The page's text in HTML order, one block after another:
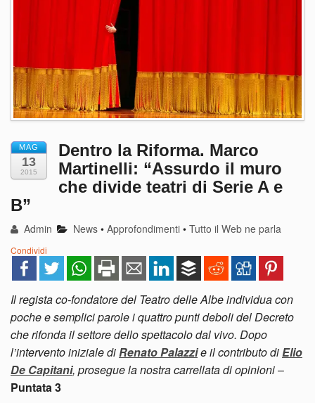
MAG
13
2015
Dentro la Riforma. Marco
Martinelli: “Assurdo il muro
che divide teatri di Serie A e
B”
Admin News •Approfondimenti •Tutto il Web ne parla
Condividi
Il regista co-fondatore del Teatro delle Albe individua con
poche e semplici parole i quattro punti deboli del Decreto
che rifonda il settore dello spettacolo dal vivo. Dopo
l’intervento iniziale di Renato Palazzie il contributo di Elio
De Capitani, prosegue la nostra carrellata di opinioni–
Puntata 3